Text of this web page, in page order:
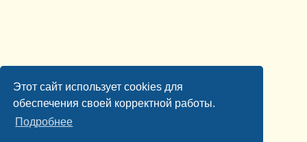
Этот сайт использует cookies для
обеспечения своей корректной работы.
Подробнее